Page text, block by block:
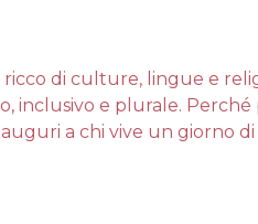
di culture, lingue e
e plurale. Perché
a chi vive un giorno di